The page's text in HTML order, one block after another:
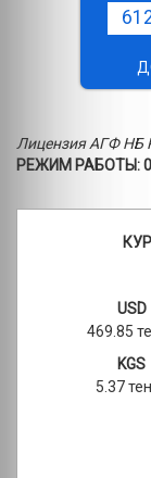
Лицензия АГФ НБ
РЕЖИМ РАБОТЫ:
USD
469.85
KGS
5.37